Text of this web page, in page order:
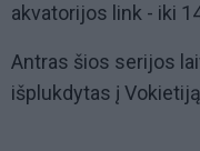
akvatorijos link - iki
Antras šios serijos
išplukdytas į